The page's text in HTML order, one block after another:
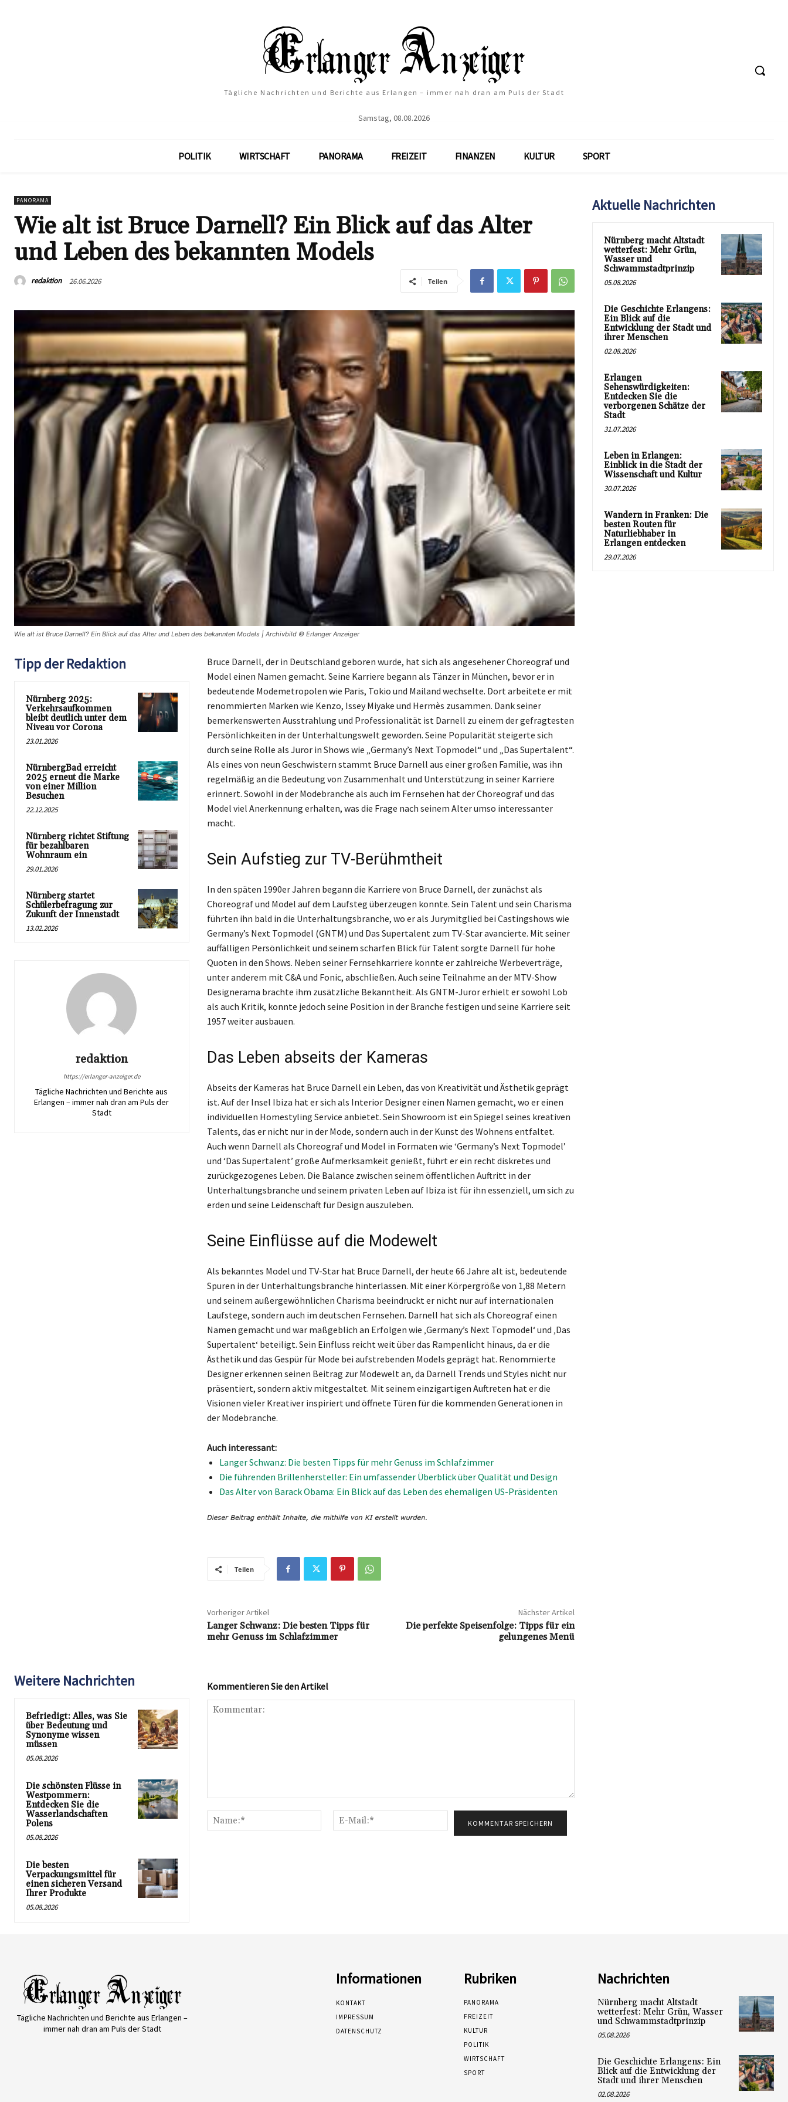
Tägliche Nachrichten und Berichte aus Erlangen – immer nah dran am Puls der Stadt
Samstag, 08.08.2026
POLITIK WIRTSCHAFT PANORAMA FREIZEIT FINANZEN KULTUR SPORT
PANORAMA
Wie alt ist Bruce Darnell? Ein Blick auf das Alter
und Leben des bekannten Models
redaktion 26.06.2026 Teilen
Wie alt ist Bruce Darnell? Ein Blick auf das Alter und Leben des bekannten Models | Archivbild © Erlanger Anzeiger
Tipp der Redaktion
Nürnberg 2025:
Verkehrsaufkommen
bleibt deutlich unter dem
Niveau vor Corona
23.01.2026
NürnbergBad erreicht
2025 erneut die Marke
von einer Million
Besuchen
22.12.2025
Nürnberg richtet Stiftung
für bezahlbaren
Wohnraum ein
29.01.2026
Nürnberg startet
Schülerbefragung zur
Zukunft der Innenstadt
13.02.2026
redaktion
https://erlanger-anzeiger.de
Tägliche Nachrichten und Berichte aus
Erlangen – immer nah dran am Puls der
Stadt
Bruce Darnell, der in Deutschland geboren wurde, hat sich als angesehener Choreograf und
Model einen Namen gemacht. Seine Karriere begann als Tänzer in München, bevor er in
bedeutende Modemetropolen wie Paris, Tokio und Mailand wechselte. Dort arbeitete er mit
renommierten Marken wie Kenzo, Issey Miyake und Hermès zusammen. Dank seiner
bemerkenswerten Ausstrahlung und Professionalität ist Darnell zu einem der gefragtesten
Persönlichkeiten in der Unterhaltungswelt geworden. Seine Popularität steigerte sich
durch seine Rolle als Juror in Shows wie „Germany’s Next Topmodel“ und „Das Supertalent“.
Als eines von neun Geschwistern stammt Bruce Darnell aus einer großen Familie, was ihn
regelmäßig an die Bedeutung von Zusammenhalt und Unterstützung in seiner Karriere
erinnert. Sowohl in der Modebranche als auch im Fernsehen hat der Choreograf und das
Model viel Anerkennung erhalten, was die Frage nach seinem Alter umso interessanter
macht.
Sein Aufstieg zur TV-Berühmtheit
In den späten 1990er Jahren begann die Karriere von Bruce Darnell, der zunächst als
Choreograf und Model auf dem Laufsteg überzeugen konnte. Sein Talent und sein Charisma
führten ihn bald in die Unterhaltungsbranche, wo er als Jurymitglied bei Castingshows wie
Germany’s Next Topmodel (GNTM) und Das Supertalent zum TV-Star avancierte. Mit seiner
auffälligen Persönlichkeit und seinem scharfen Blick für Talent sorgte Darnell für hohe
Quoten in den Shows. Neben seiner Fernsehkarriere konnte er zahlreiche Werbeverträge,
unter anderem mit C&A und Fonic, abschließen. Auch seine Teilnahme an der MTV-Show
Designerama brachte ihm zusätzliche Bekanntheit. Als GNTM-Juror erhielt er sowohl Lob
als auch Kritik, konnte jedoch seine Position in der Branche festigen und seine Karriere seit
1957 weiter ausbauen.
Das Leben abseits der Kameras
Abseits der Kameras hat Bruce Darnell ein Leben, das von Kreativität und Ästhetik geprägt
ist. Auf der Insel Ibiza hat er sich als Interior Designer einen Namen gemacht, wo er einen
individuellen Homestyling Service anbietet. Sein Showroom ist ein Spiegel seines kreativen
Talents, das er nicht nur in der Mode, sondern auch in der Kunst des Wohnens entfaltet.
Auch wenn Darnell als Choreograf und Model in Formaten wie ‘Germany’s Next Topmodel’
und ‘Das Supertalent’ große Aufmerksamkeit genießt, führt er ein recht diskretes und
zurückgezogenes Leben. Die Balance zwischen seinem öffentlichen Auftritt in der
Unterhaltungsbranche und seinem privaten Leben auf Ibiza ist für ihn essenziell, um sich zu
erden und seine Leidenschaft für Design auszuleben.
Seine Einflüsse auf die Modewelt
Als bekanntes Model und TV-Star hat Bruce Darnell, der heute 66 Jahre alt ist, bedeutende
Spuren in der Unterhaltungsbranche hinterlassen. Mit einer Körpergröße von 1,88 Metern
und seinem außergewöhnlichen Charisma beeindruckt er nicht nur auf internationalen
Laufstege, sondern auch im deutschen Fernsehen. Darnell hat sich als Choreograf einen
Namen gemacht und war maßgeblich an Erfolgen wie ‚Germany’s Next Topmodel‘ und ‚Das
Supertalent‘ beteiligt. Sein Einfluss reicht weit über das Rampenlicht hinaus, da er die
Ästhetik und das Gespür für Mode bei aufstrebenden Models geprägt hat. Renommierte
Designer erkennen seinen Beitrag zur Modewelt an, da Darnell Trends und Styles nicht nur
präsentiert, sondern aktiv mitgestaltet. Mit seinem einzigartigen Auftreten hat er die
Visionen vieler Kreativer inspiriert und öffnete Türen für die kommenden Generationen in
der Modebranche.
Auch interessant:
Langer Schwanz: Die besten Tipps für mehr Genuss im Schlafzimmer
Die führenden Brillenhersteller: Ein umfassender Überblick über Qualität und Design
Das Alter von Barack Obama: Ein Blick auf das Leben des ehemaligen US-Präsidenten
Teilen
Vorheriger Artikel
Langer Schwanz: Die besten Tipps für
mehr Genuss im Schlafzimmer
Nächster Artikel
Die perfekte Speisenfolge: Tipps für ein
gelungenes Menü
Weitere Nachrichten
Befriedigt: Alles, was Sie
über Bedeutung und
Synonyme wissen
müssen
05.08.2026
Die schönsten Flüsse in
Westpommern:
Entdecken Sie die
Wasserlandschaften
Polens
05.08.2026
Die besten
Verpackungsmittel für
einen sicheren Versand
Ihrer Produkte
05.08.2026
Kommentieren Sie den Artikel
Name:*
Mail:*
Aktuelle Nachrichten
Nürnberg macht Altstadt
wetterfest: Mehr Grün,
Wasser und
Schwammstadtprinzip
05.08.2026
Die Geschichte Erlangens:
Ein Blick auf die
Entwicklung der Stadt und
ihrer Menschen
02.08.2026
Erlangen
Sehenswürdigkeiten:
Entdecken Sie die
verborgenen Schätze der
Stadt
31.07.2026
Leben in Erlangen:
Einblick in die Stadt der
Wissenschaft und Kultur
30.07.2026
Wandern in Franken: Die
besten Routen für
Naturliebhaber in
Erlangen entdecken
29.07.2026
Tägliche Nachrichten und Berichte aus Erlangen –
immer nah dran am Puls der Stadt
Informationen
KONTAKT
IMPRESSUM
DATENSCHUTZ
Rubriken
PANORAMA
FREIZEIT
KULTUR
POLITIK
WIRTSCHAFT
SPORT
Nachrichten
Nürnberg macht Altstadt
wetterfest: Mehr Grün, Wasser
und Schwammstadtprinzip
05.08.2026
Die Geschichte Erlangens: Ein
Blick auf die Entwicklung der
Stadt und ihrer Menschen
02.08.2026